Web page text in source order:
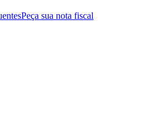
Peça sua nota fiscal